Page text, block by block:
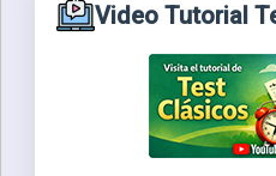
Video Tutorial